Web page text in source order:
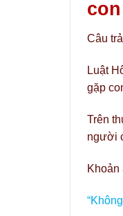
Câu
Luật
gặp
Trên
người
Khoản